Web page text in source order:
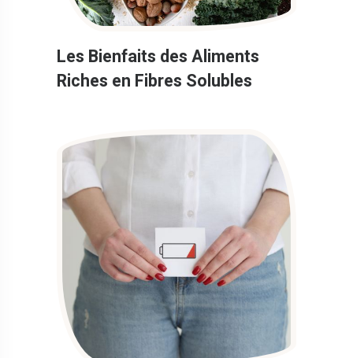
Les Bienfaits des Aliments
Riches en Fibres Solubles